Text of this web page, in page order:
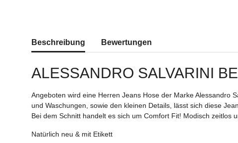
weitere Registerkarten anzeigen
Beschreibung Bewertungen
ALESSANDRO SALVARINI
Angeboten wird eine Herren Jeans Hose der Marke Alessandro
und Waschungen, sowie den kleinen Details, lässt sich diese
Bei dem Schnitt handelt es sich um Comfort Fit! Modisch zeitlos
Natürlich neu & mit Etikett